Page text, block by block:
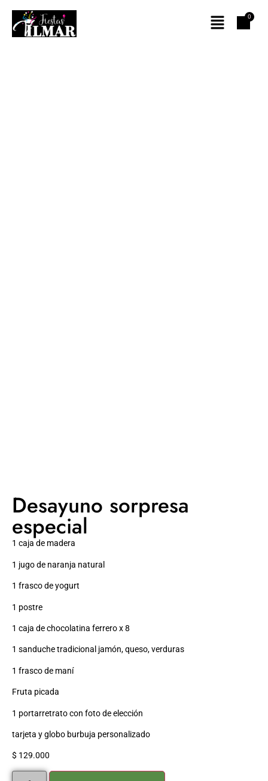
Desayuno sorpresa
especial
1 caja de madera
1 jugo de naranja natural
1 frasco de yogurt
1 postre
1 caja de chocolatina ferrero x 8
1 sanduche tradicional jamón, queso, verduras
1 frasco de maní
Fruta picada
1 portarretrato con foto de elección
tarjeta y globo burbuja personalizado
$ 129.000